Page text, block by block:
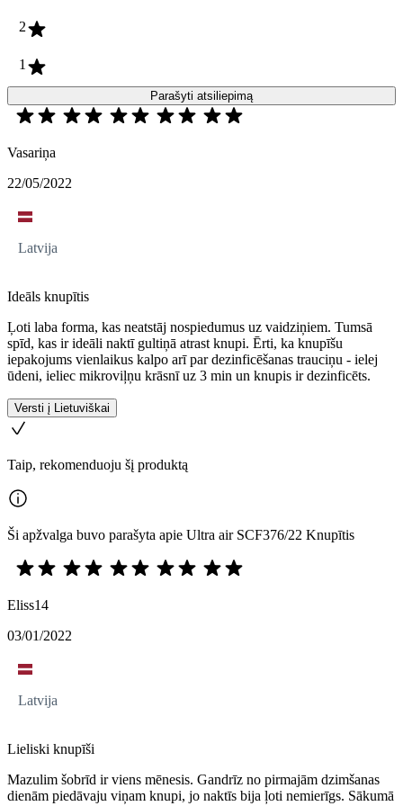
2
1
Parašyti atsiliepimą
Vasariņa
22/05/2022
Latvija
Ideāls knupītis
Ļoti laba forma, kas neatstāj nospiedumus uz vaidziņiem. Tumsā
spīd, kas ir ideāli naktī gultiņā atrast knupi. Ērti, ka knupīšu
iepakojums vienlaikus kalpo arī par dezinficēšanas trauciņu - ielej
ūdeni, ieliec mikroviļņu krāsnī uz 3 min un knupis ir dezinficēts.
Versti į Lietuviškai
Taip, rekomenduoju šį produktą
Ši apžvalga buvo parašyta apie Ultra air SCF376/22 Knupītis
Eliss14
03/01/2022
Latvija
Lieliski knupīši
Mazulim šobrīd ir viens mēnesis. Gandrīz no pirmajām dzimšanas
dienām piedāvaju viņam knupi, jo naktīs bija ļoti nemierīgs. Sākumā